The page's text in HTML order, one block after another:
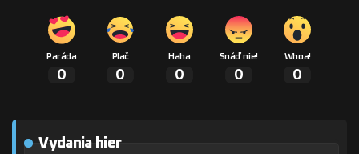
Paráda
0
Plač
0
Haha
0
Snáď nie!
0
Whoa!
0
Vydania hier